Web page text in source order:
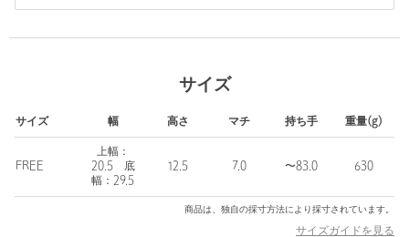
■メーカー品番
DK.BROWN：23SB010-16-04 CHOCO BROWN
＜OSOI（オソイ）＞
2016年にオーナー兼デザイナーのHee Jin Kang （ヒージン カ
ン）氏によって設立された韓国・ソウル発のウィメンズのバッグ
ブランド名の＜OSOI＞は日本語の「遅い」が語源で、少しゆっく
りでも自分たちのペースを守りたい、上質なモノ作りをしていき
サイズ
サイズ 幅 高さ マチ 持ち手 重量(g)
FREE
上幅：
20.5 底
幅：29.5
12.5 7.0 〜83.0 630
商品は、独自の採寸方法により採寸されています。
サイズガイドを見る